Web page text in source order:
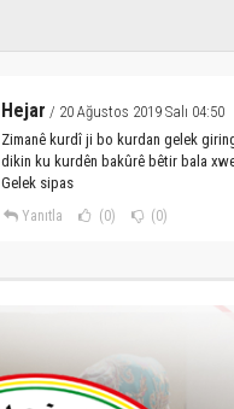
Hejar / 20 Ağustos 2019 Salı 04:50
Zimanê kurdî ji bo kurdan gelek
dikin ku kurdên bakûrê bêtir bala
Gelek sipas
Yanıtla (0) (0)